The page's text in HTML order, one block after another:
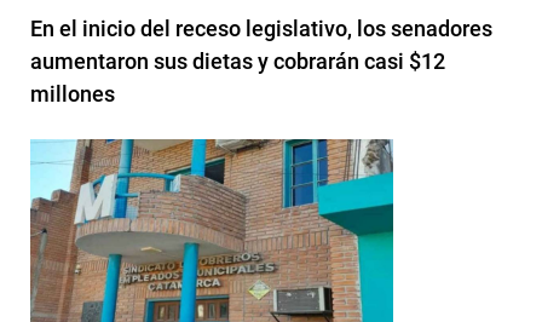
En el inicio del receso legislativo, los senadores
aumentaron sus dietas y cobrarán casi $12
millones